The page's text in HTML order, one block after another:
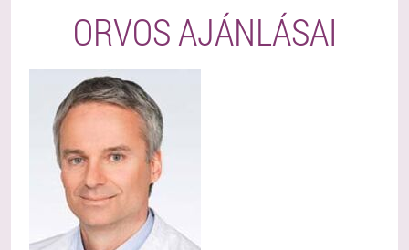
ORVOS AJÁNLÁSAI